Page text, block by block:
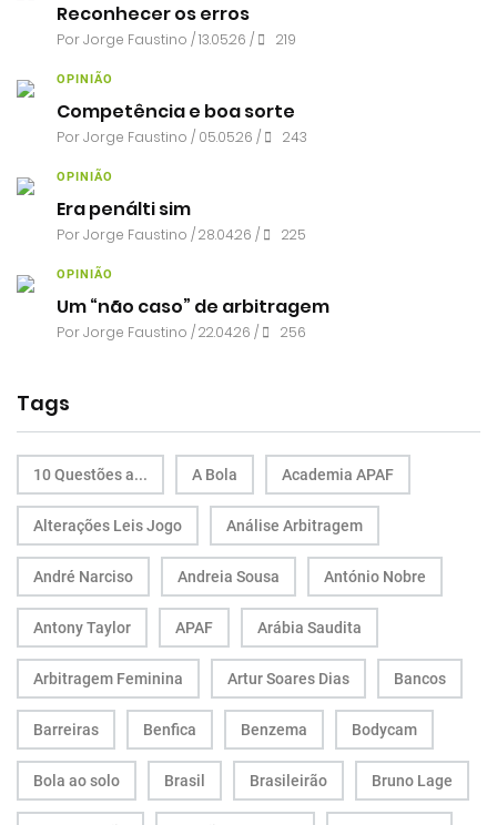
Reconhecer os erros
PorJorge Faustino / 13.05.26 / 219
OPINIÃO
Competência e boa sorte
PorJorge Faustino / 05.05.26 / 243
OPINIÃO
Era penálti sim
PorJorge Faustino / 28.04.26 / 225
OPINIÃO
Um “não caso” de arbitragem
PorJorge Faustino / 22.04.26 / 256
Tags
10 Questões a... A Bola Academia APAF
Alterações Leis Jogo Análise Arbitragem
André Narciso Andreia Sousa António Nobre
Antony Taylor APAF Arábia Saudita
Arbitragem Feminina Artur Soares Dias Bancos
Barreiras Benfica Benzema Bodycam
Bola ao solo Brasil Brasileirão Bruno Lage